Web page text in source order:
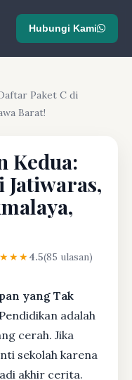
Hubungi Kami
Paket C di
Barat!
Kedua:
Jatiwaras,
4.5(85 ulasan)
yang Tak
Pendidikan adalah
cerah. Jika
sekolah karena
akhir cerita.